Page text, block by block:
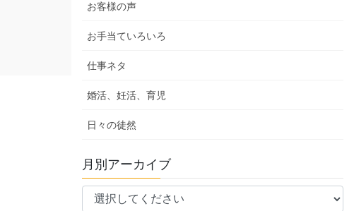
お客様の声
お手当ていろいろ
仕事ネタ
婚活、妊活、育児
日々の徒然
月別アーカイブ